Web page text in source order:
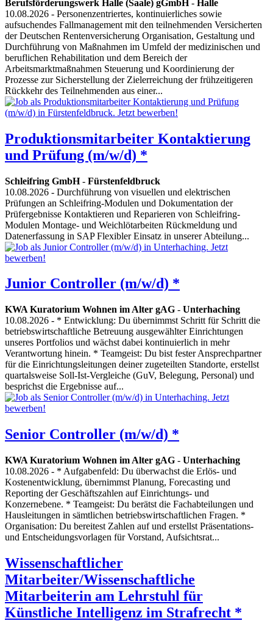
Berufsförderungswerk Halle (Saale) gGmbH - Halle
10.08.2026 - Personenzentriertes, kontinuierliches sowie
aufsuchendes Fallmanagement mit den teilnehmenden Versicherten
der Deutschen Rentenversicherung Organisation, Gestaltung und
Durchführung von Maßnahmen im Umfeld der medizinischen und
beruflichen Rehabilitation und dem Bereich der
Arbeitsmarktmaßnahmen Steuerung und Koordinierung der
Prozesse zur Sicherstellung der Zielerreichung der frühzeitigeren
Rückkehr des Teilnehmenden aus einer...
Produktionsmitarbeiter Kontaktierung
und Prüfung (m/w/d) *
Schleifring GmbH- Fürstenfeldbruck
10.08.2026 - Durchführung von visuellen und elektrischen
Prüfungen an Schleifring-Modulen und Dokumentation der
Prüfergebnisse Kontaktieren und Reparieren von Schleifring-
Modulen Montage- und Weichlötarbeiten Rückmeldung und
Datenerfassung in SAP Flexibler Einsatz in unserer Abteilung...
Junior Controller (m/w/d) *
KWA Kuratorium Wohnen im Alter gAG - Unterhaching
10.08.2026 - * Entwicklung: Du übernimmst Schritt für Schritt die
betriebswirtschaftliche Betreuung ausgewählter Einrichtungen
unseres Portfolios und wächst dabei kontinuierlich in mehr
Verantwortung hinein. * Teamgeist: Du bist fester Ansprechpartner
für die Einrichtungsleitungen deiner zugeteilten Standorte, erstellst
quartalsweise Soll-Ist-Vergleiche (GuV, Belegung, Personal) und
besprichst die Ergebnisse auf...
Senior Controller (m/w/d) *
KWA Kuratorium Wohnen im Alter gAG - Unterhaching
10.08.2026 - * Aufgabenfeld: Du überwachst die Erlös- und
Kostenentwicklung, übernimmst Planung, Forecasting und
Reporting der Geschäftszahlen auf Einrichtungs- und
Konzernebene. * Teamgeist: Du berätst die Fachabteilungen und
Hausleitungen in sämtlichen betriebswirtschaftlichen Fragen. *
Organisation: Du bereitest Zahlen auf und erstellst Präsentations-
und Entscheidungsvorlagen für Vorstand, Aufsichtsrat...
Wissenschaftlicher
Mitarbeiter/Wissenschaftliche
Mitarbeiterin am Lehrstuhl für
Künstliche Intelligenz im Strafrecht *